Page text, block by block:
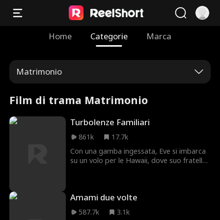
Home Categorie Marca
Matrimonio
Film di trama Matrimonio
Turbolenze Familiari
861k
17.7k
Con una gamba ingessata, Eve si imbarca
su un volo per le Hawaii, dove suo fratello
passeggera insopportabile che, insieme al
suo pestifero figlio, pretende di sedersi
proprio lì. Durante una turbolenza, il
Amami due volte
587.7k
3.1k